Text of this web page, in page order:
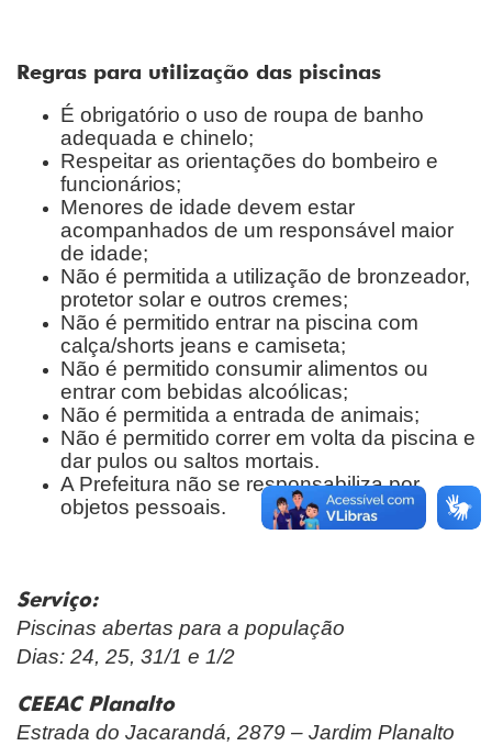
Regras para utilização das piscinas
É obrigatório o uso de roupa de banho
adequada e chinelo;
Respeitar as orientações do bombeiro e
funcionários;
Menores de idade devem estar
acompanhados de um responsável maior
de idade;
Não é permitida a utilização de bronzeador,
protetor solar e outros cremes;
Não é permitido entrar na piscina com
calça/shorts jeans e camiseta;
Não é permitido consumir alimentos ou
entrar com bebidas alcoólicas;
Não é permitida a entrada de animais;
Não é permitido correr em volta da piscina e
dar pulos ou saltos mortais.
A Prefeitura não se responsabiliza por
objetos pessoais.
Serviço:
Piscinas abertas para a população
Dias: 24, 25, 31/1 e 1/2
CEEAC Planalto
Estrada do Jacarandá, 2879 – Jardim Planalto